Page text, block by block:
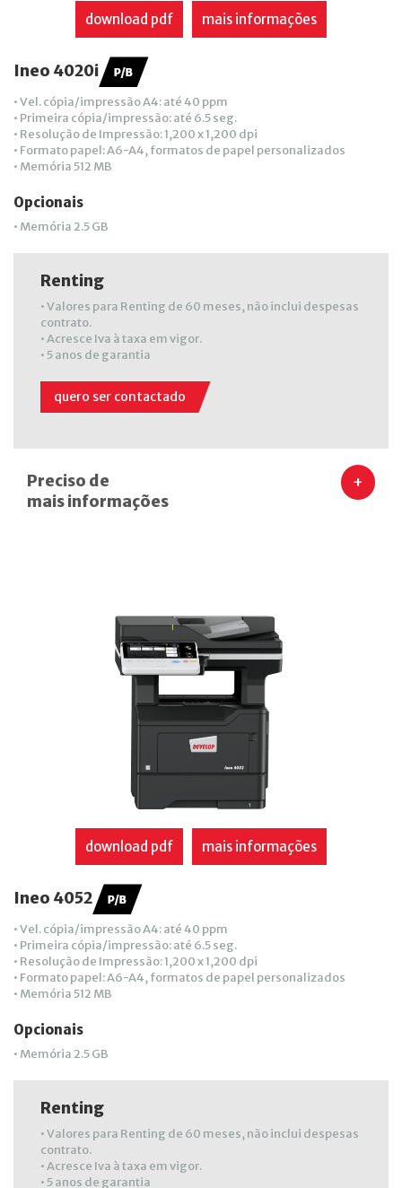
download pdf mais informações
Ineo 4020i
• Vel. cópia/impressão A4: até 40 ppm
• Primeira cópia/impressão: até 6.5 seg.
• Resolução de Impressão: 1,200 x 1,200 dpi
• Formato papel: A6-A4, formatos de papel personalizados
• Memória 512 MB
Opcionais
• Memória 2.5 GB
Renting
• Valores para Renting de 60 meses, não inclui despesas
contrato.
• Acresce Iva à taxa em vigor.
• 5 anos de garantia
quero ser contactado
Preciso de
mais informações
+
download pdf mais informações
Ineo 4052
• Vel. cópia/impressão A4: até 40 ppm
• Primeira cópia/impressão: até 6.5 seg.
• Resolução de Impressão: 1,200 x 1,200 dpi
• Formato papel: A6-A4, formatos de papel personalizados
• Memória 512 MB
Opcionais
• Memória 2.5 GB
Renting
• Valores para Renting de 60 meses, não inclui despesas
contrato.
• Acresce Iva à taxa em vigor.
• 5 anos de garantia